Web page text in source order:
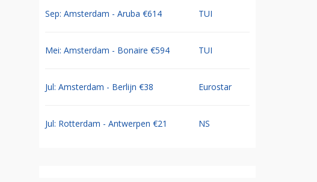
Sep: Amsterdam - Aruba €614 TUI
Mei: Amsterdam - Bonaire €594 TUI
Jul: Amsterdam - Berlijn €38 Eurostar
Jul: Rotterdam - Antwerpen €21 NS